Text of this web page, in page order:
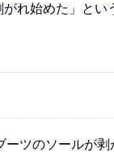
れ始めた」とい
ーツのソールが